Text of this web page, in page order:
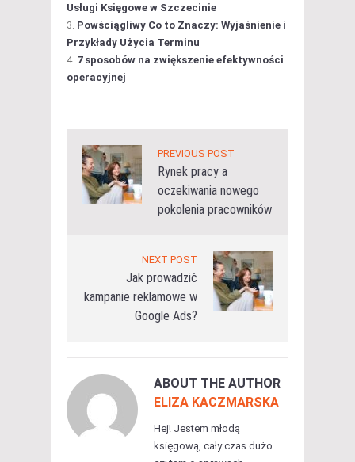
Usługi Księgowe w Szczecinie
Powściągliwy Co to Znaczy: Wyjaśnienie i
Przykłady Użycia Terminu
7 sposobów na zwiększenie efektywności
operacyjnej
PREVIOUS POST
Rynek pracy a
oczekiwania nowego
pokolenia pracowników
NEXT POST
Jak prowadzić
kampanie reklamowe w
Google Ads?
ABOUT THE AUTHOR
ELIZA KACZMARSKA
Hej! Jestem młodą
księgową, cały czas dużo